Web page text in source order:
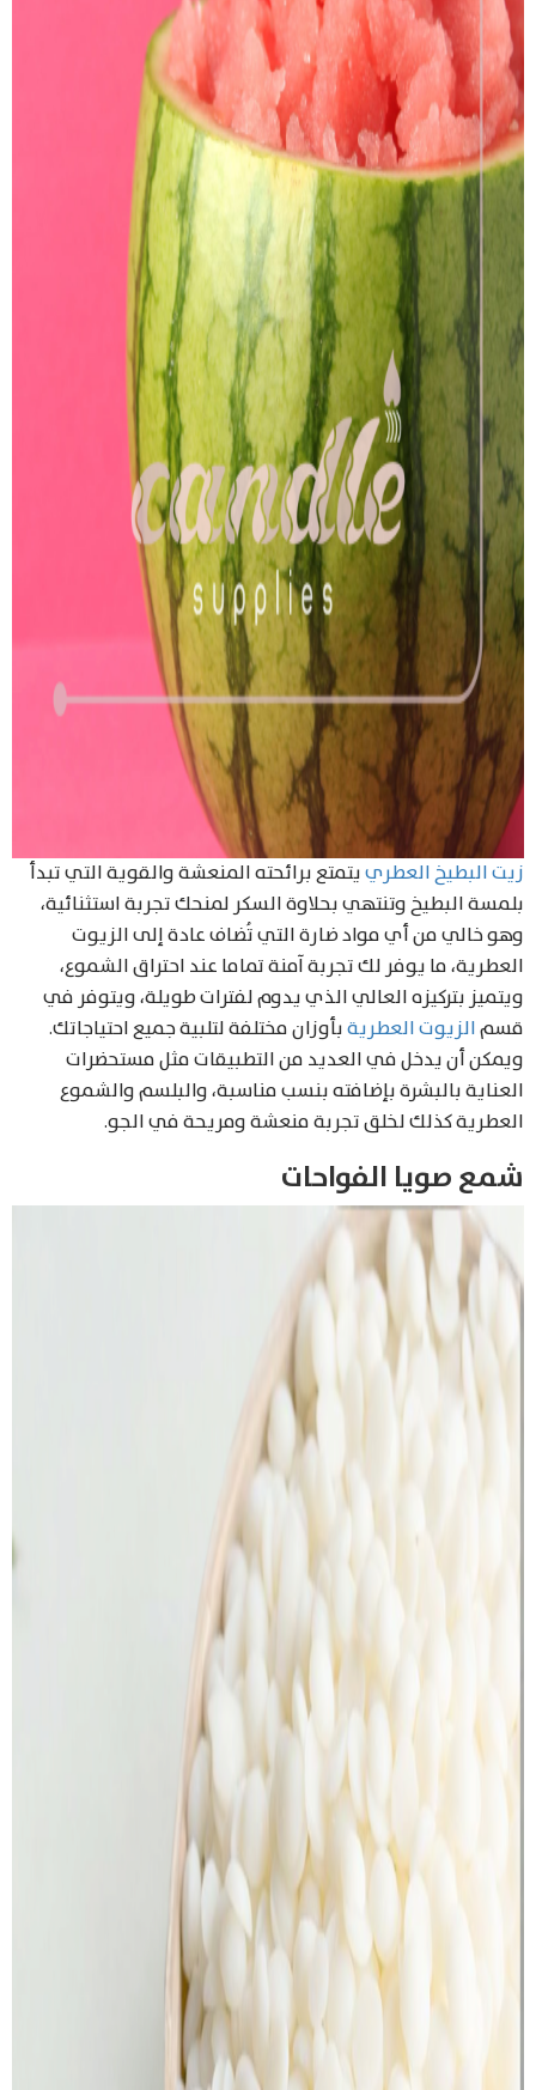
زيت البطيخ العطرييتمتع برائحته المنعشة والقوية التي تبدأ
بلمسة البطيخ وتنتهي بحلاوة السكر لمنحك تجربة استثنائية،
وهو خالي من أي مواد ضارة التي تُضاف عادة إلى الزيوت
العطرية، ما يوفر لك تجربة آمنة تماما عند احتراق الشموع،
ويتميز بتركيزه العالي الذي يدوم لفترات طويلة، ويتوفر في
قسمالزيوت العطريةبأوزان مختلفة لتلبية جميع احتياجاتك.
ويمكن أن يدخل في العديد من التطبيقات مثل مستحضرات
العناية بالبشرة بإضافته بنسب مناسبة، والبلسم والشموع
العطرية كذلك لخلق تجربة منعشة ومريحة في الجو.
شمع صويا الفواحات